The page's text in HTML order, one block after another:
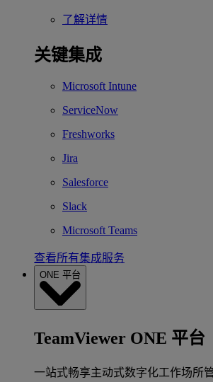
了解详情
关键集成
Microsoft Intune
ServiceNow
Freshworks
Jira
Salesforce
Slack
Microsoft Teams
查看所有集成服务
ONE 平台
TeamViewer ONE 平台
一站式畅享主动式数字化工作场所